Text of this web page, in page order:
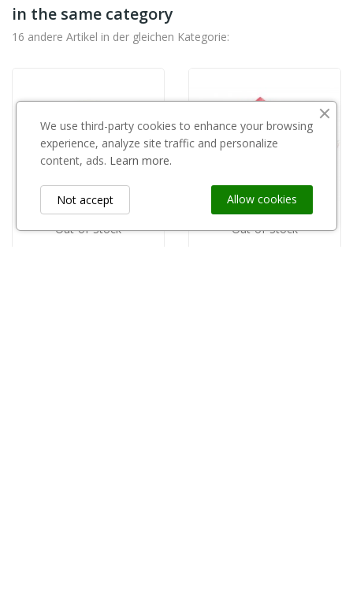
in the same category
16 andere Artikel in der gleichen Kategorie:
Out-of-Stock Out-of-Stock
We use third-party cookies to enhance your browsing
experience, analyze site traffic and personalize
content, ads. Learn more.
Allow cookies
Not accept